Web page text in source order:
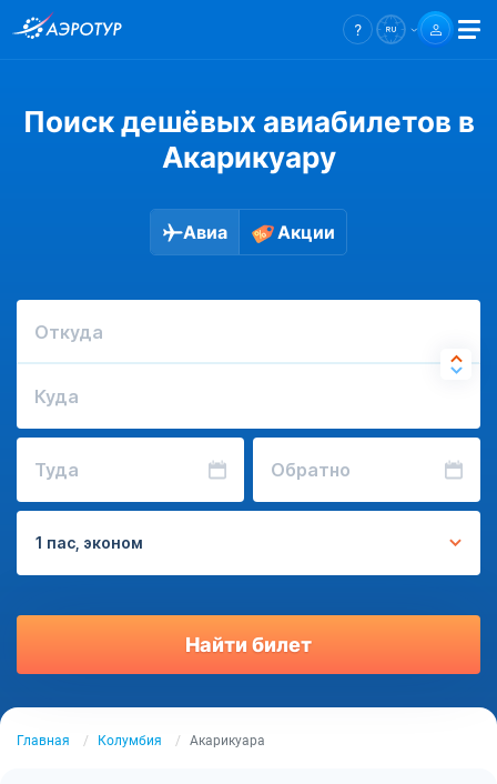
Поиск дешёвых авиабилетов в
Акарикуару
Авиа Акции
Откуда
Куда
Туда Обратно
1 пас, эконом
Найти билет
Главная Колумбия Акарикуара